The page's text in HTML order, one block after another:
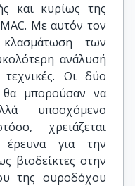
και κυρίως της
Με αυτόν τον
των
ανάλυσή
Οι δύο
μπορούσαν να
υποσχόμενο
χρειάζεται
έρευνα για την
βιοδείκτες στην
της ουροδόχου